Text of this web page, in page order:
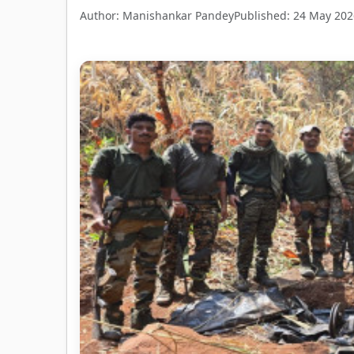
Author: Manishankar PandeyPublished: 24 May